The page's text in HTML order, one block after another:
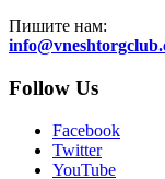
Пишите нам:
Follow Us
Facebook
Twitter
YouTube